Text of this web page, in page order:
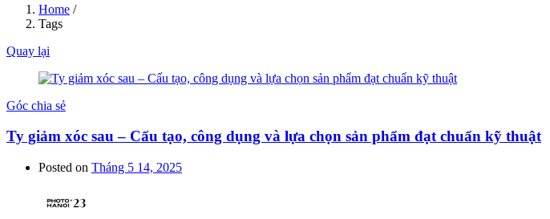
Home /
Tags
Quay lại
Góc chia sẻ
Ty giảm xóc sau – Cấu tạo, công dụng và lựa chọn sản phẩm đạt chuẩn kỹ thuật
Posted on Tháng 5 14, 2025